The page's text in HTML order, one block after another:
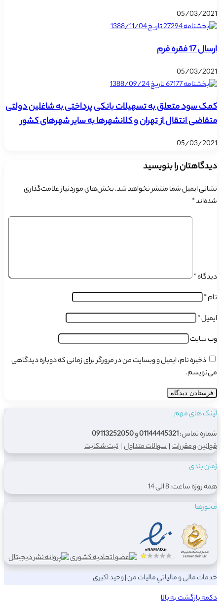
05/03/2021
ارسال 17 فقره فرم
05/03/2021
کمک سود متعلق به تسهیلات بانکی پرداختی به شاغلین دولتی
متقاضی انتقال از تهران و کلانشهرها به سایر شهرهای کشور
05/03/2021
دیدگاهتان را بنویسید
نشانی ایمیل شما منتشر نخواهد شد.بخش‌های موردنیاز علامت‌گذاری
شده‌اند*
دیدگاه*
نام*
ایمیل*
وب‌ سایت
ذخیره نام، ایمیل و وبسایت من در مرورگر برای زمانی که دوباره دیدگاهی
می‌نویسم.
لینک های مهم
شماره تماس:01144445321و09113252050
قوانین و مقررات | سوالات متداول | ثبت شکایت
زمان بندی
همه روزه ساعت: 8 الی 14
مجوزها
خدمات مالی و مالیاتیِ مالیات من | وحید اکبری
دکمه بازگشت به بالا